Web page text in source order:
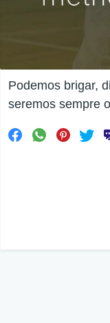
Podemos brigar,
seremos sempre